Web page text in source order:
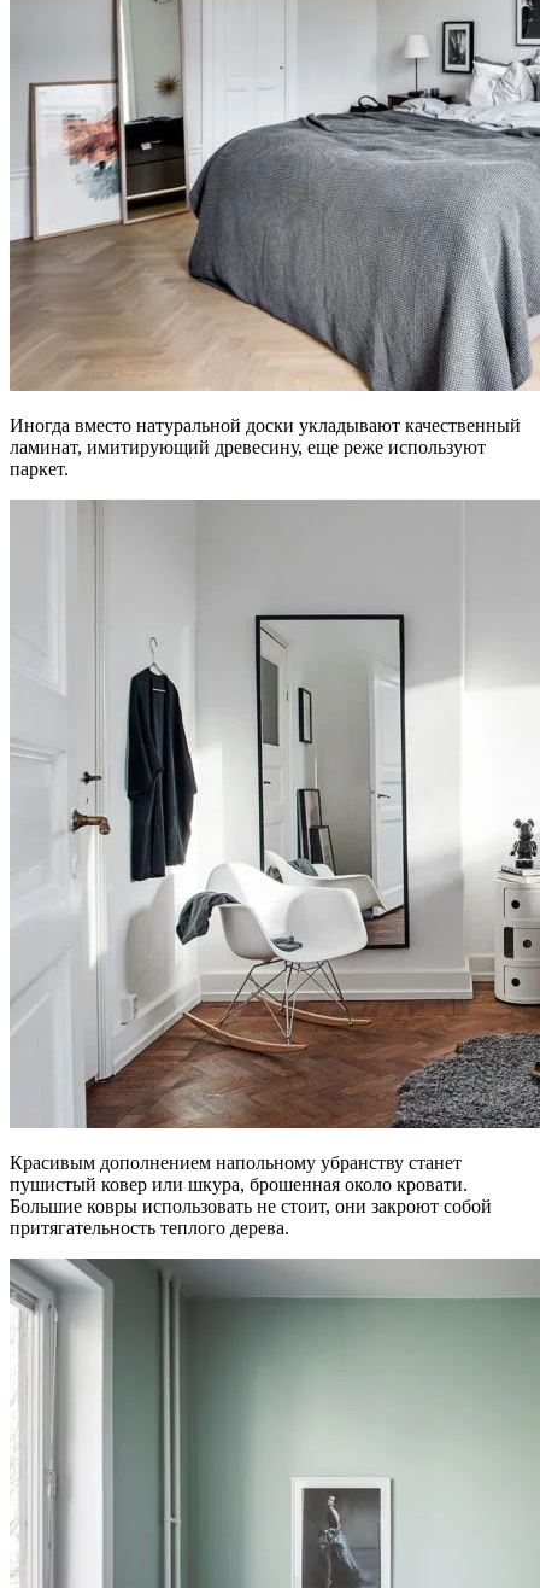
Иногда вместо натуральной доски укладывают качественный
ламинат, имитирующий древесину, еще реже используют
паркет.
Красивым дополнением напольному убранству станет
пушистый ковер или шкура, брошенная около кровати.
Большие ковры использовать не стоит, они закроют собой
притягательность теплого дерева.